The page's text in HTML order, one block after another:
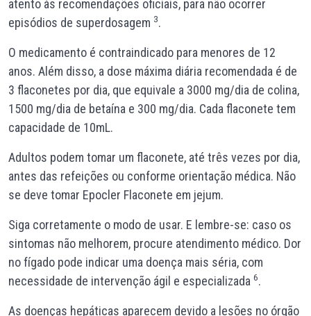
atento às recomendações oficiais, para não ocorrer
episódios de superdosagem 3.
O medicamento é contraindicado para menores de 12
anos. Além disso, a dose máxima diária recomendada é de
3 flaconetes por dia, que equivale a 3000 mg/dia de colina,
1500 mg/dia de betaína e 300 mg/dia. Cada flaconete tem
capacidade de 10mL.
Adultos podem tomar um flaconete, até três vezes por dia,
antes das refeições ou conforme orientação médica. Não
se deve tomar Epocler Flaconete em jejum.
Siga corretamente o modo de usar. E lembre-se: caso os
sintomas não melhorem, procure atendimento médico. Dor
no fígado pode indicar uma doença mais séria, com
necessidade de intervenção ágil e especializada 6.
As doenças hepáticas aparecem devido a lesões no órgão